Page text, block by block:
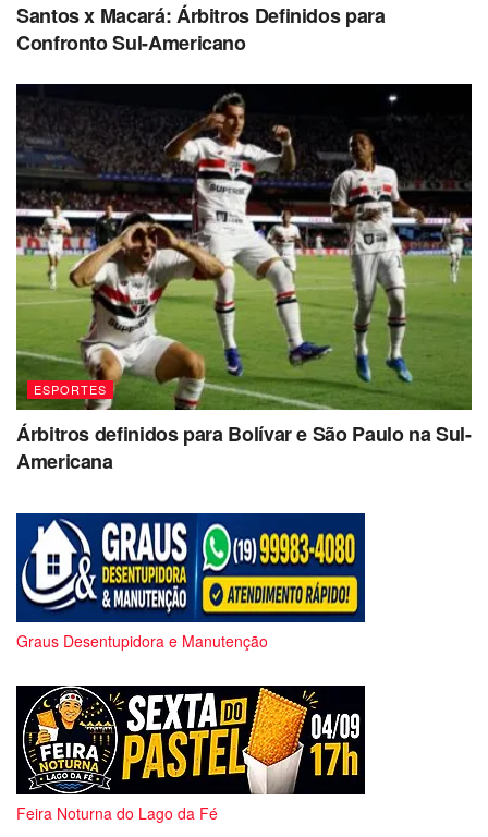
Santos x Macará: Árbitros Definidos para
Confronto Sul-Americano
ESPORTES
Árbitros definidos para Bolívar e São Paulo na Sul-
Americana
Graus Desentupidora e Manutenção
Feira Noturna do Lago da Fé